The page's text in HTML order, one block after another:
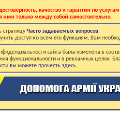
качество и гарантии по
только между собой самостоятельно.
страницуЧасто задаваемых вопросов.
доступ ко всем его функциям, Вам
сайта была изменена в
функциональности и в рекламных целях.
вы можете прочесть здесь.